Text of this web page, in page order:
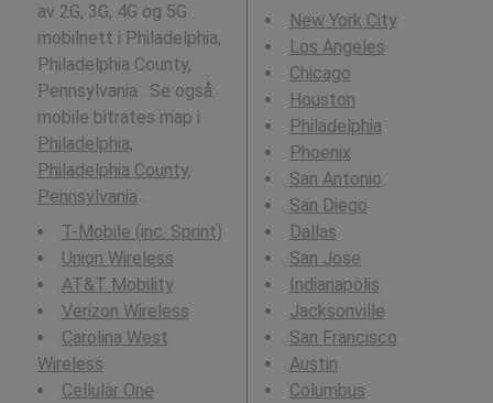
av 2G, 3G, 4G og 5G
mobilnett i Philadelphia,
Philadelphia County,
Pennsylvania . Se også:
mobile bitrates map i
Philadelphia,
Philadelphia County,
Pennsylvania .
T-Mobile (inc. Sprint)
Union Wireless
AT&T Mobility
Verizon Wireless
Carolina West
Wireless
Cellular One
New York City
Los Angeles
Chicago
Houston
Philadelphia
Phoenix
San Antonio
San Diego
Dallas
San Jose
Indianapolis
Jacksonville
San Francisco
Austin
Columbus